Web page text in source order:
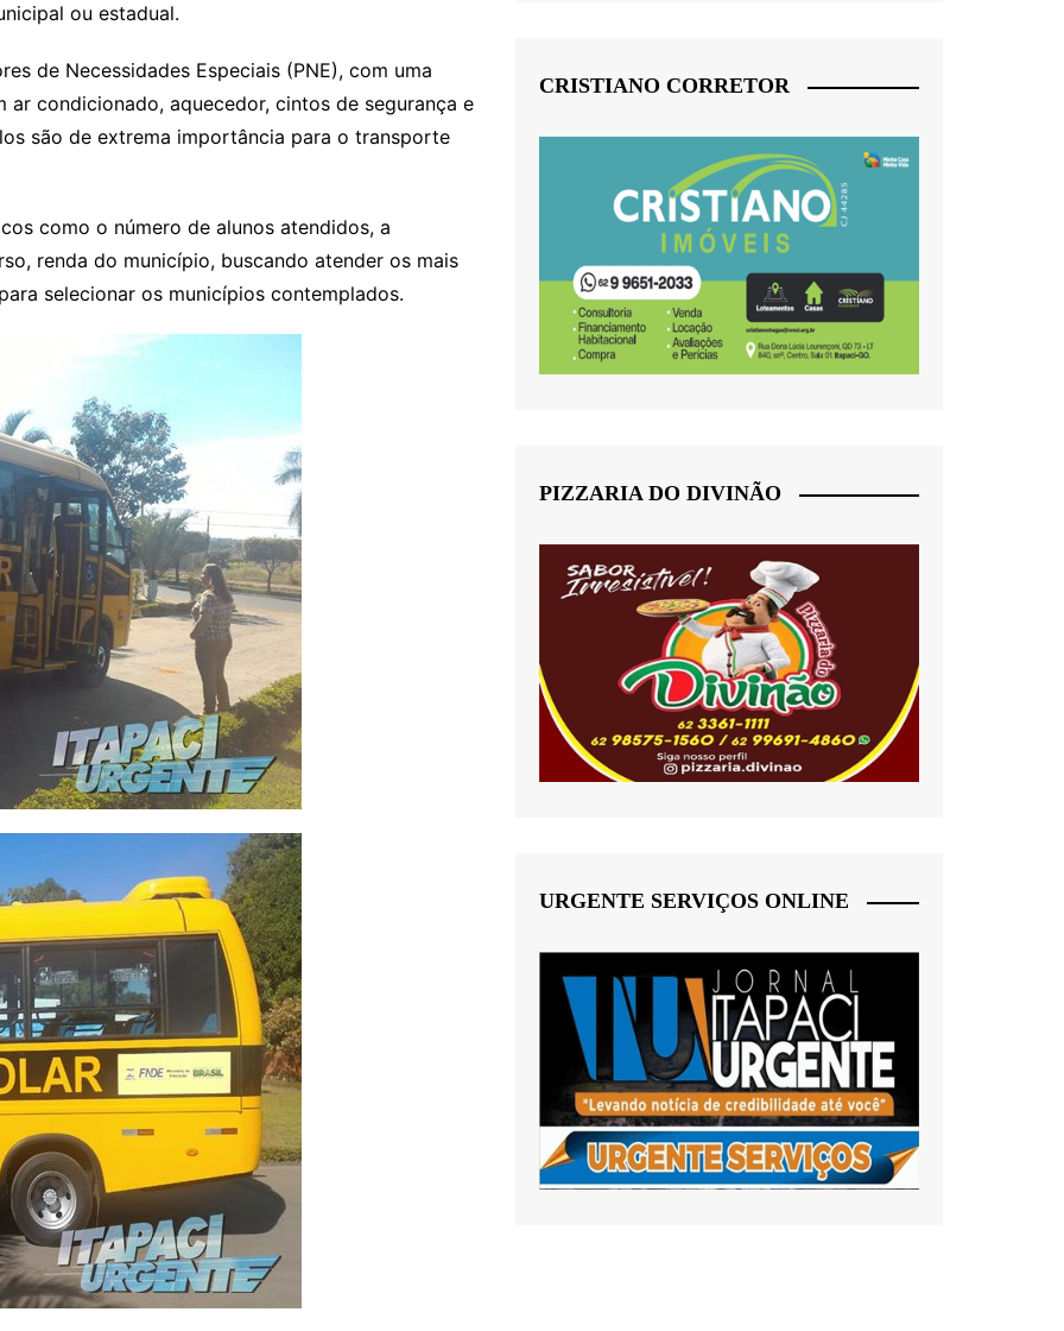
ou estadual.
de Necessidades Especiais (PNE), com uma
condicionado, aquecedor, cintos de segurança e
são de extrema importância para o transporte
como o número de alunos atendidos, a
renda do município, buscando atender os mais
selecionar os municípios contemplados.
CRISTIANO CORRETOR
PIZZARIA DO DIVINÃO
URGENTE SERVIÇOS ONLINE